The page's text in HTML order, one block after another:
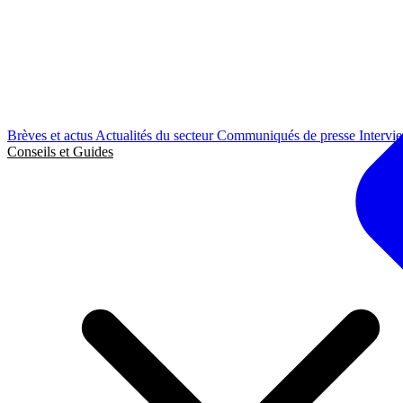
Brèves et actus Actualités du secteurCommuniqués de presse
Conseils et Guides